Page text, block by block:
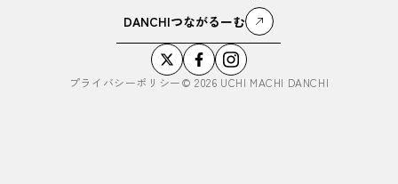
DANCHIつながるーむ
プライバシーポリシー© 2026 UCHI MACHI DANCHI